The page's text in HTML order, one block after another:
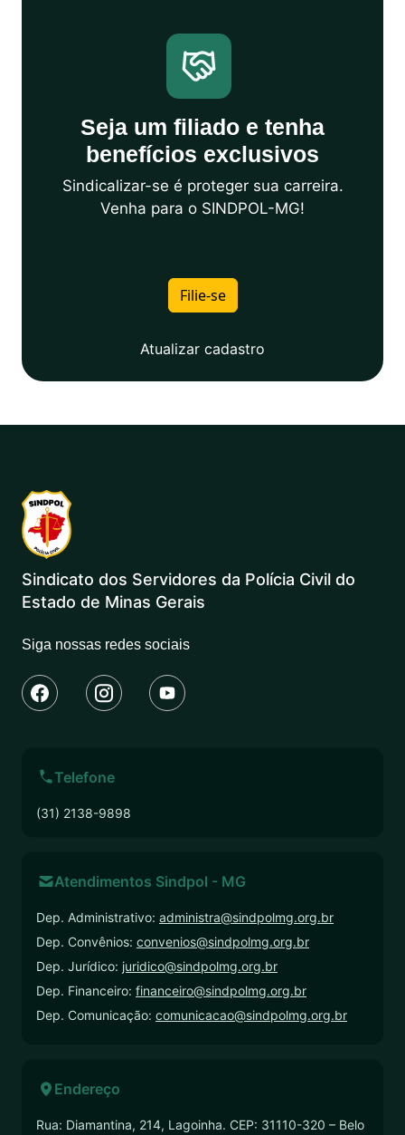
Seja um filiado e tenha
benefícios exclusivos
Sindicalizar-se é proteger sua carreira.
Venha para o SINDPOL-MG!
Filie-se
Atualizar cadastro
Sindicato dos Servidores da Polícia Civil do
Estado de Minas Gerais
Siga nossas redes sociais
Telefone
(31) 2138-9898
Atendimentos Sindpol - MG
Dep. Administrativo: administra@sindpolmg.org.br
Dep. Convênios: convenios@sindpolmg.org.br
Dep. Jurídico: juridico@sindpolmg.org.br
Dep. Financeiro: financeiro@sindpolmg.org.br
Dep. Comunicação: comunicacao@sindpolmg.org.br
Endereço
Rua: Diamantina, 214, Lagoinha. CEP: 31110-320 – Belo